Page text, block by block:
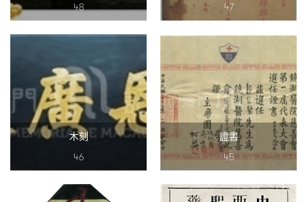
48 47
木刻
46
證書
45